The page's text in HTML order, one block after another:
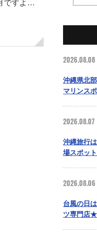
ですよ…
2026.08.08
沖縄県北
マリンス
2026.08.07
沖縄旅行
場スポッ
2026.08.06
台風の日
ツ専門店